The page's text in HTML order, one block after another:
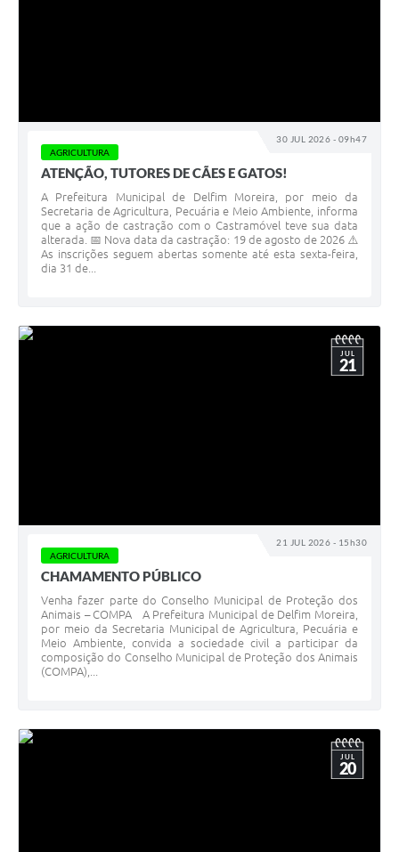
30 JUL 2026 - 09h47
AGRICULTURA
ATENÇÃO, TUTORES DE CÃES E GATOS!
A Prefeitura Municipal de Delfim Moreira, por meio da
Secretaria de Agricultura, Pecuária e Meio Ambiente, informa
que a ação de castração com o Castramóvel teve sua data
alterada. 📅 Nova data da castração: 19 de agosto de 2026 ⚠️
As inscrições seguem abertas somente até esta sexta-feira,
dia 31 de...
21 JUL 2026 - 15h30
JUL
21
AGRICULTURA
CHAMAMENTO PÚBLICO
Venha fazer parte do Conselho Municipal de Proteção dos
Animais – COMPA A Prefeitura Municipal de Delfim Moreira,
por meio da Secretaria Municipal de Agricultura, Pecuária e
Meio Ambiente, convida a sociedade civil a participar da
composição do Conselho Municipal de Proteção dos Animais
(COMPA),...
JUL
20